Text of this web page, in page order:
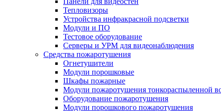
Тепловизоры
Устройства инфракрасной подсветки
Модули и ПО
Тестовое оборудование
Серверы и УРМ для видеонаблюдения
Средства пожаротушения
Огнетушители
Модули порошковые
Шкафы пожарные
Модули пожаротушения тонкораспыленной
Оборудование пожаротушения
Модули порошкового пожаротушения